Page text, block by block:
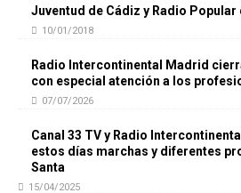
Juventud de Cádiz y Radio Popular
10/01/2018
Radio Intercontinental Madrid
con especial atención a los
07/07/2026
Canal 33 TV y Radio
estos días marchas y diferentes
Santa
15/04/2025